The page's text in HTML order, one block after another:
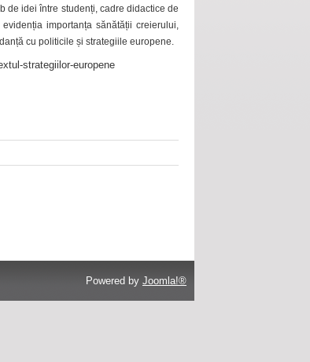
de idei între studenți, cadre didactice de
importanța sănătății creierului,
cu politicile și strategiile europene.
strategiilor-europene
Powered by Joomla!®